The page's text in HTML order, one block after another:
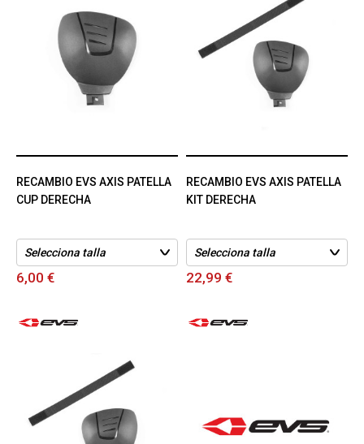
RECAMBIO EVS AXIS PATELLA
CUP DERECHA
6,00 €
RECAMBIO EVS AXIS PATELLA
KIT DERECHA
22,99 €